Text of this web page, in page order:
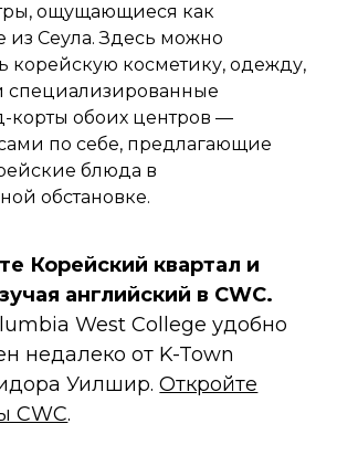
ощущающиеся как
из Сеула. Здесь можно
корейскую косметику, одежду,
специализированные
корты обоих центров —
по себе, предлагающие
блюда в
обстановке.
Корейский квартал и
английский в CWC.
West College удобно
недалеко от K-Town
Уилшир.Откройте
CWC.